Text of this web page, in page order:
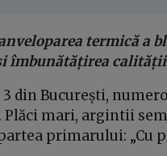
termică a
îmbunătățirea
din București,
mari, argintii
primarului: „Cu